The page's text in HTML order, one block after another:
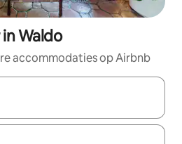
Waldo
accommodaties op Airbnb
zijn, maak je een keuze